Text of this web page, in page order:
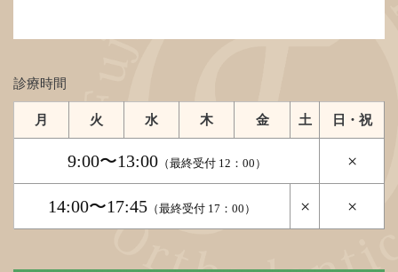
診療時間
月 火 水 木 金 土 日・祝
9:00〜13:00（最終受付 12：00） ×
14:00〜17:45 （最終受付 17：00） × ×